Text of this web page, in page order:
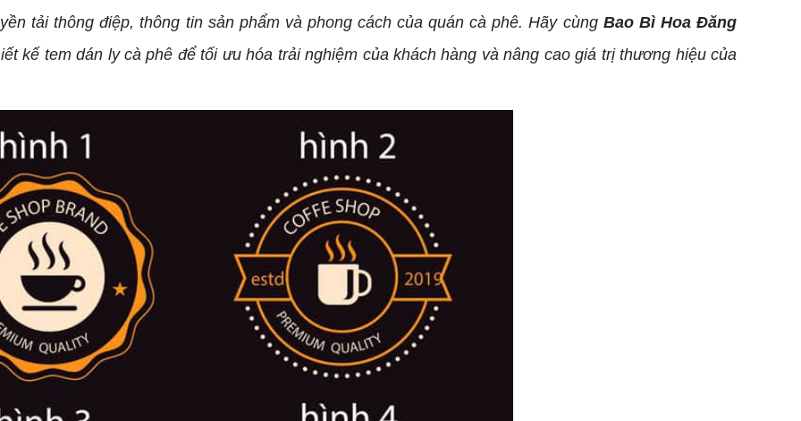
tải thông điệp, thông tin sản phẩm và phong cách của quán cà phê. Hãy cùng Bao Bì Hoa Đăng
kế tem dán ly cà phê để tối ưu hóa trải nghiệm của khách hàng và nâng cao giá trị thương hiệu của